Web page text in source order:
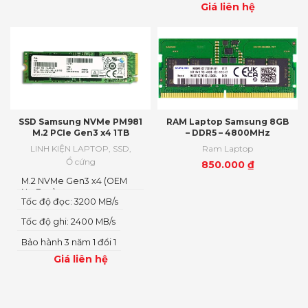
Giá liên hệ
SSD Samsung NVMe PM981
M.2 PCIe Gen3 x4 1TB
LINH KIỆN LAPTOP, SSD,
Ổ cứng
Giá liên hệ
Bảo hành 3 năm 1 đổi 1
Tốc độ ghi: 2400 MB/s
Tốc độ đọc: 3200 MB/s
M.2 NVMe Gen3 x4 (OEM
No Box)
RAM Laptop Samsung 8GB
– DDR5 – 4800MHz
Ram Laptop
850.000 ₫